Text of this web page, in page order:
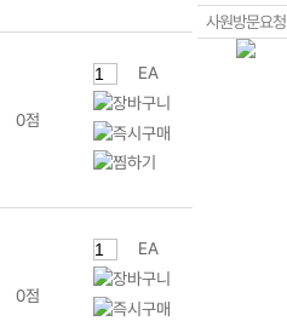
0점
EA
0점
EA
사원방문요청